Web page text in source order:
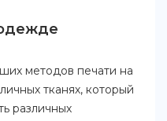
методов печати на
тканях, который
различных